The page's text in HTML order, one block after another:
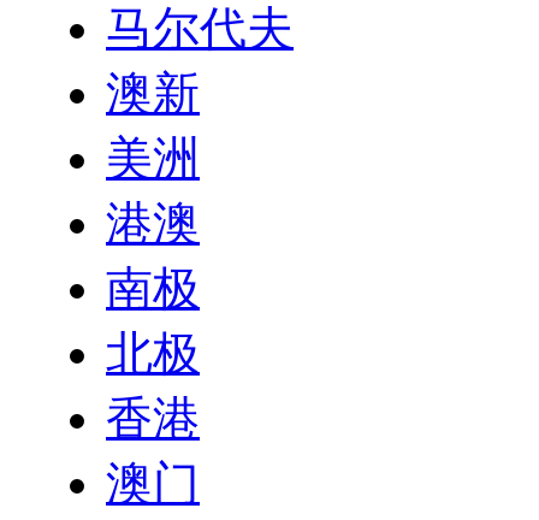
马尔代夫
澳新
美洲
港澳
南极
北极
香港
澳门